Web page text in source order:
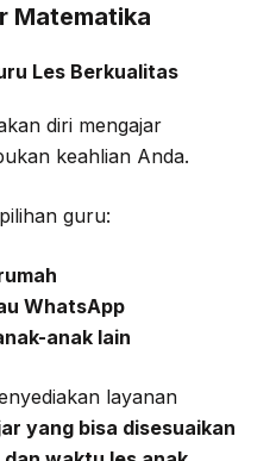
Matematika
Les Berkualitas
diri mengajar
keahlian Anda.
guru:
WhatsApp
anak lain
layanan
yang bisa disesuaikan